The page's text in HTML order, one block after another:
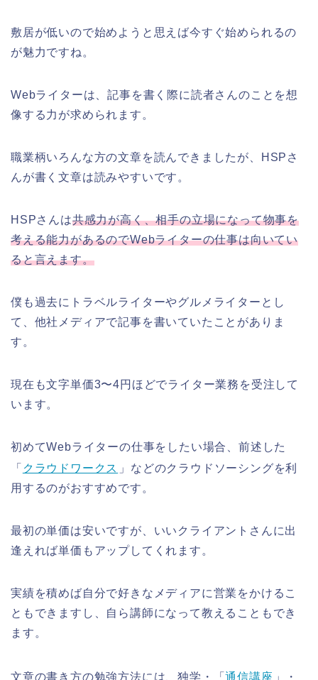
敷居が低いので始めようと思えば今すぐ始められるの
が魅力ですね。
Webライターは、記事を書く際に読者さんのことを想
像する力が求められます。
職業柄いろんな方の文章を読んできましたが、HSPさ
んが書く文章は読みやすいです。
HSPさんは共感力が高く、相手の立場になって物事を
考える能力があるのでWebライターの仕事は向いてい
ると言えます。
僕も過去にトラベルライターやグルメライターとし
て、他社メディアで記事を書いていたことがありま
す。
現在も文字単価3〜4円ほどでライター業務を受注して
います。
初めてWebライターの仕事をしたい場合、前述した
「 クラウドワークス 」などのクラウドソーシングを利
用するのがおすすめです。
最初の単価は安いですが、いいクライアントさんに出
逢えれば単価もアップしてくれます。
実績を積めば自分で好きなメディアに営業をかけるこ
ともできますし、自ら講師になって教えることもでき
ます。
文章の書き方の勉強方法には、独学・「通信講座 」・